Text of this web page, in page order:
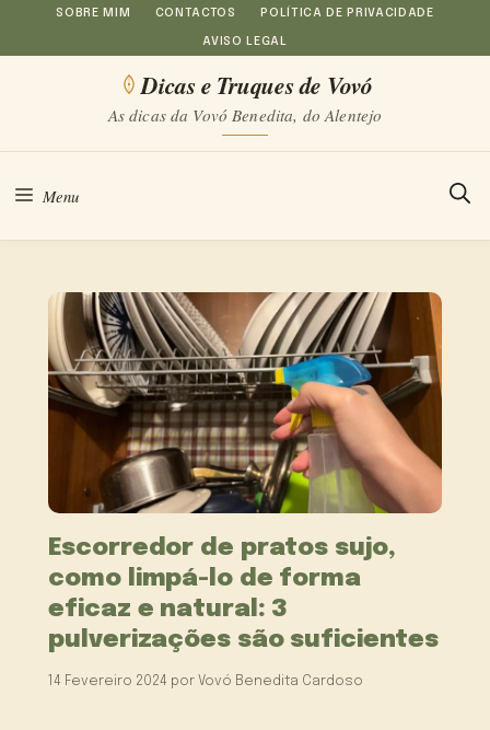
Saltar
para
conteúdo
SOBRE MIM CONTACTOS POLÍTICA DE PRIVACIDADE
AVISO LEGAL
Dicas e Truques de Vovó
As dicas da Vovó Benedita, do Alentejo
Menu
Escorredor de pratos sujo,
como limpá-lo de forma
eficaz e natural: 3
pulverizações são suficientes
14 Fevereiro 2024 por Vovó Benedita Cardoso